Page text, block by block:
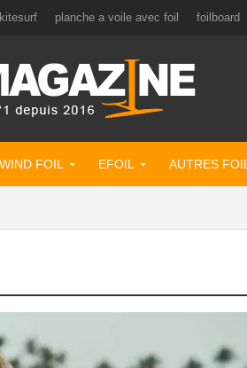
planche a voile avec foil foilboard
WIND FOIL EFOIL AUTRES FOIL